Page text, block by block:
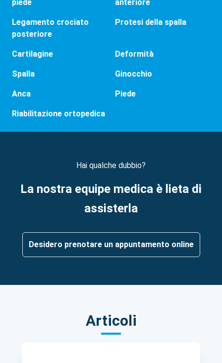
piede anteriore
Legamento crociato
posteriore
Protesi della spalla
Cartilagine Deformità
Spalla Ginocchio
Anca Piede
Riabilitazione ortopedica
Hai qualche dubbio?
La nostra equipe medica è lieta di
assisterla
Desidero prenotare un appuntamento online
Articoli